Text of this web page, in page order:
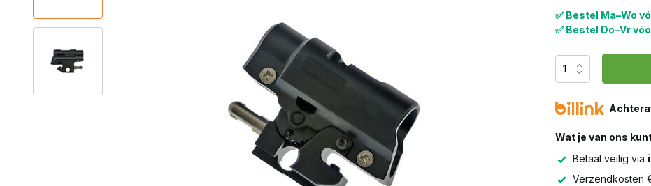
✅ Bestel Ma–Wo
✅ Bestel Do–Vr
Wat je van ons
Betaal veilig via
Verzendkosten